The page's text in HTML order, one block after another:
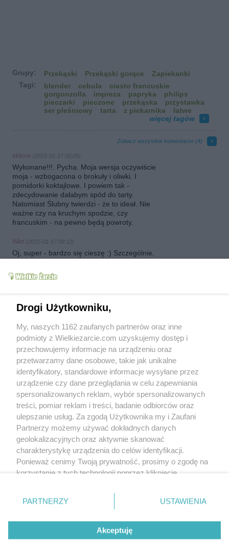
Grupy: Przekąski Przekąski gorące
Zapiekanki
Tagi:
blender cebula
ciasto francuskie
gorgonzolla
impreza papryka
philips
pieczarki
pieczone przekąska
przystawka
ser pleśniowy
tarta z piekarnika
łatwe
więcej tagów
Zobacz wszystkie komentarze (4)
ekkore (2015-01-17 00:05)
Wykonane!!!. Pycha. Moja wersja oczywiście
moja - wzbogacona o brokuły i oliwki. I
pomidorki koktajlowe. I powiem tak -
zdecydowanie dałabym spód do tarty.
Natomiast Ślubny twierdzi - że to ideał. Nie
ważne czy na kruchym spodzie, czy
francuskim - na pewno będą powroty.
Wkn (2015-01-17 09:12)
Oj, super - bardzo się cieszę :) Szczególnie,
lista składników, a tak naprawdę wykonanie to
prościzna. Może ja też następnym razem
Jak widzisz - dla mnie lista składników była za
krótka, jeszcze ją wydłużyłam...Ale ja
uwielbiam warzywa z serem, bez mięsa.
Ale faktycznie - robota żadna - bo tylko
wyłożyć na blat. No przepraszam pieczarki i
brokuły podsmażałam - żeby pozbyć się
wody. Paprykę, oliwki, pomidorki - świeże
(oliwki z opakowania).
W sumie dla mnie sos pomidorowy można by
pominąć - ale Ślubny lubi "na mokro", więc
choć na początku się pytał po co do tak
pięknych kolorów sos, tak potem - no bez
sosu to byłoby suche, a tak jest idealnie.
Wkn (2015-01-17 15:40)
Napisz do nas
Regulamin
Polityka cookies
Polityka prywatności Reklama
Drogi Użytkowniku,
My, naszych 1162 zaufanych partnerów oraz inne
podmioty z Wielkiezarcie.com uzyskujemy dostęp i
przechowujemy informacje na urządzeniu oraz
przetwarzamy dane osobowe, takie jak unikalne
identyfikatory, standardowe informacje wysyłane przez
urządzenie czy dane przeglądania w celu zapewniania
spersonalizowanych reklam, wybór spersonalizowanych
treści, pomiar reklam i treści, badanie odbiorców oraz
ulepszanie usług. Za zgodą Użytkownika my i Zaufani
Partnerzy możemy używać dokładnych danych
geolokalizacyjnych oraz aktywnie skanować
charakterystykę urządzenia do celów identyfikacji.
Ponieważ cenimy Twoją prywatność, prosimy o zgodę na
korzystanie z tych technologii poprzez kliknięcie
zmienić/wycofać klikając przycisk ustawień prywatności
znajdujący się w lewym dolnym rogu strony
rodzaje przetwarzania danych nie wymagają zgody
użytkownika, ale masz prawo sprzeciwić się takiemu
PARTNERZY USTAWIENIA
Akceptuję